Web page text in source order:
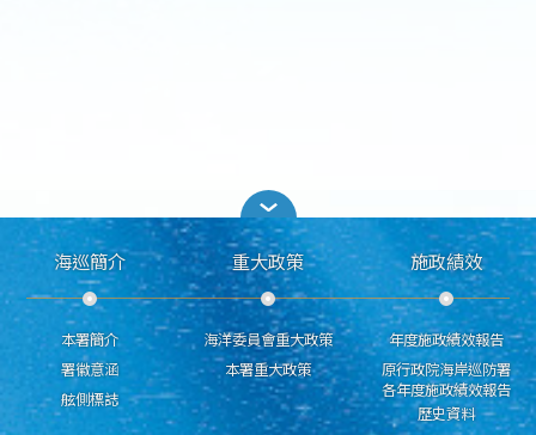
海巡簡介
本署簡介
署徽意涵
舷側標誌
重大政策
海洋委員會重大政策
本署重大政策
施政績效
年度施政績效報告
原行政院海岸巡防署
各年度施政績效報告
歷史資料